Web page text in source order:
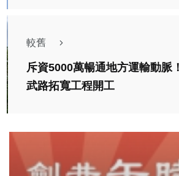
較舊
斥資5000萬暢通地方運輸動脈
武路拓寬工程開工